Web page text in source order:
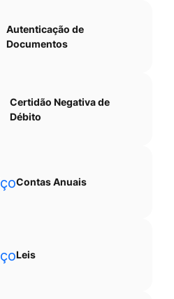
Autenticação de
Documentos
Certidão Negativa de
Débito
Contas Anuais
Leis